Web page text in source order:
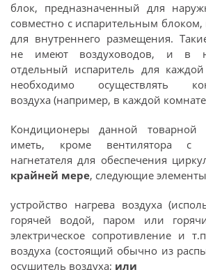
блок, предназначенный для
совместно с испарительным
для внутреннего размещения.
не имеют воздуховодов, и в
отдельный испаритель для
необходимо осуществлять
воздуха (например, в каждой
Кондиционеры данной
иметь, кроме вентилятора с
нагнетателя для обеспечения
крайней мере, следующие
устройство нагрева воздуха
горячей водой, паром или
электрическое сопротивление и
воздуха (состоящий обычно из
осушитель воздуха; или